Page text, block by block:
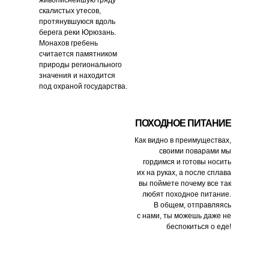
ПОХОДНОЕ ПИТАНИЕ
Как видно в преимуществах,
своими поварами мы
гордимся и готовы носить
их на руках, а после сплава
вы поймете почему все так
любят походное питание.
В общем, отправляясь
с нами, ты можешь даже не
беспокиться о еде!
скалистых утесов,
протянувшуюся вдоль
берега реки Юрюзань.
Монахов гребень
считается памятником
природы регионального
значения и находится
под охраной государства.